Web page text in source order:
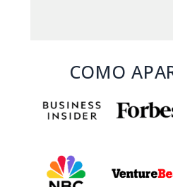
COMO